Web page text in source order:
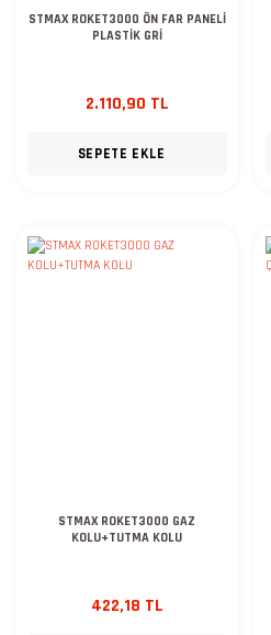
STMAX ROKET3000 ÖN FAR PANELİ
PLASTİK GRİ
2.110,90 TL
SEPETE EKLE
STMAX ROKET3000 GAZ
KOLU+TUTMA KOLU
422,18 TL